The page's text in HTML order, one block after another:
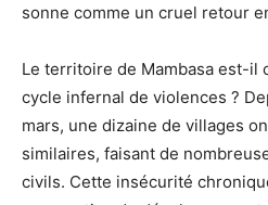
sonne comme un cruel retour
Le territoire de Mambasa est-il
cycle infernal de violences ?
mars, une dizaine de villages
similaires, faisant de
civils. Cette insécurité